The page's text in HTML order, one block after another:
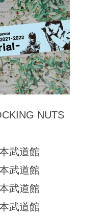
NUTS
武道館
武道館
武道館
武道館